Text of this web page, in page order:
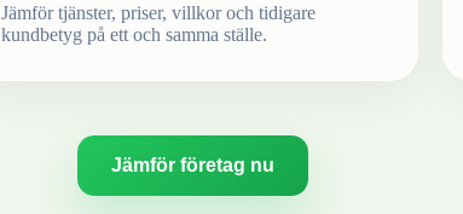
Jämför tjänster, priser, villkor och tidigare
kundbetyg på ett och samma ställe.
Jämför företag nu